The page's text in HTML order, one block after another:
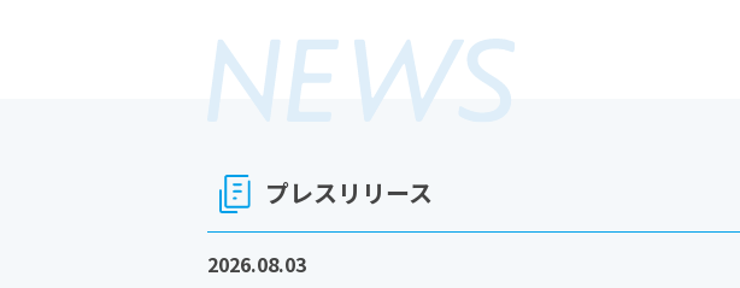
プレスリリース
2026.08.03